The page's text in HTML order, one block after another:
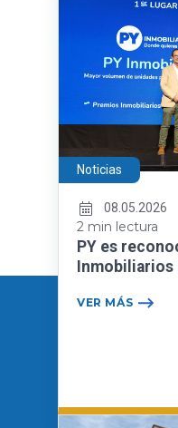
Noticias
08.05.2026
2 min lectura
PY es
Inmobiliarios
VER MÁS